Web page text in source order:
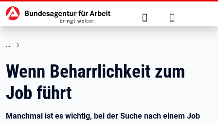
zu den Hauptinhalten springen
Hauptnavigation Suche Anmelden
Wenn Beharrlichkeit zum
Job führt
Manchmal ist es wichtig, bei der Suche nach einem Job